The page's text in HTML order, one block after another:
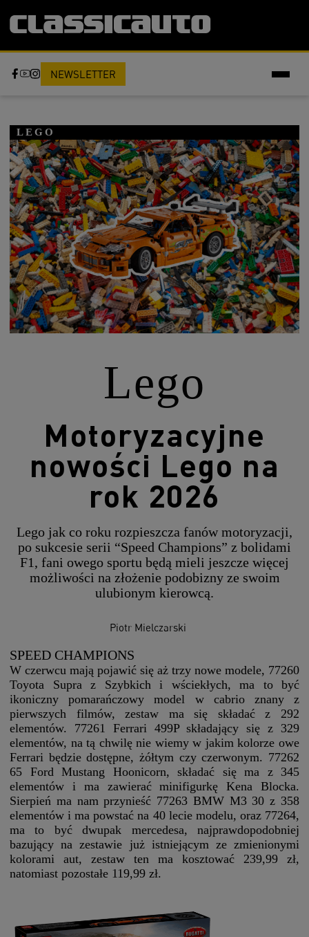
NEWSLETTER
LEGO
Lego
Motoryzacyjne
nowości Lego na
rok 2026
Lego jak co roku rozpieszcza fanów motoryzacji,
po sukcesie serii “Speed Champions” z bolidami
F1, fani owego sportu będą mieli jeszcze więcej
możliwości na złożenie podobizny ze swoim
ulubionym kierowcą.
Piotr Mielczarski
SPEED CHAMPIONS
W czerwcu mają pojawić się aż trzy nowe modele, 77260
Toyota Supra z Szybkich i wściekłych, ma to być
ikoniczny pomarańczowy model w cabrio znany z
pierwszych filmów, zestaw ma się składać z 292
elementów. 77261 Ferrari 499P składający się z 329
elementów, na tą chwilę nie wiemy w jakim kolorze owe
Ferrari będzie dostępne, żółtym czy czerwonym. 77262
65 Ford Mustang Hoonicorn, składać się ma z 345
elementów i ma zawierać minifigurkę Kena Blocka.
Sierpień ma nam przynieść 77263 BMW M3 30 z 358
elementów i ma powstać na 40 lecie modelu, oraz 77264,
ma to być dwupak mercedesa, najprawdopodobniej
bazujący na zestawie już istniejącym ze zmienionymi
kolorami aut, zestaw ten ma kosztować 239,99 zł,
natomiast pozostałe 119,99 zł.